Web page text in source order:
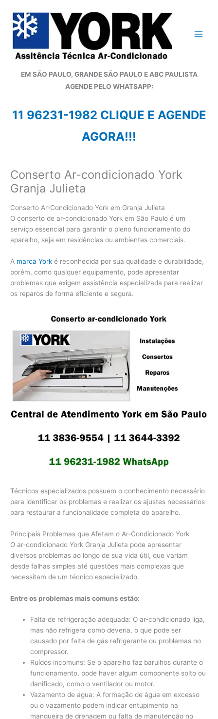
para
conteúdo
EM SÃO PAULO, GRANDE SÃO PAULO E ABC PAULISTA
AGENDE PELO WHATSAPP:
11 96231-1982 CLIQUE E AGENDE
AGORA!!!
Conserto Ar-condicionado York
Granja Julieta
Conserto Ar-Condicionado York em Granja Julieta
O conserto de ar-condicionado York em São Paulo é um
serviço essencial para garantir o pleno funcionamento do
aparelho, seja em residências ou ambientes comerciais.
A marca York é reconhecida por sua qualidade e durabilidade,
porém, como qualquer equipamento, pode apresentar
problemas que exigem assistência especializada para realizar
os reparos de forma eficiente e segura.
Técnicos especializados possuem o conhecimento necessário
para identificar os problemas e realizar os ajustes necessários
para restaurar a funcionalidade completa do aparelho.
Principais Problemas que Afetam o Ar-Condicionado York
O ar-condicionado York Granja Julieta pode apresentar
diversos problemas ao longo de sua vida útil, que variam
desde falhas simples até questões mais complexas que
necessitam de um técnico especializado.
Entre os problemas mais comuns estão:
Falta de refrigeração adequada: O ar-condicionado liga,
mas não refrigera como deveria, o que pode ser
causado por falta de gás refrigerante ou problemas no
compressor.
Ruídos incomuns: Se o aparelho faz barulhos durante o
funcionamento, pode haver algum componente solto ou
danificado, como o ventilador ou motor.
Vazamento de água: A formação de água em excesso
ou o vazamento podem indicar entupimento na
mangueira de drenagem ou falta de manutenção no